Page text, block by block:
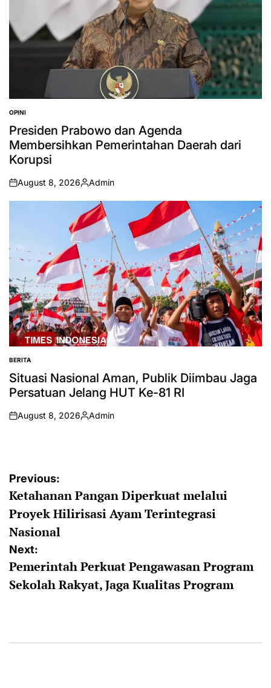
POSTED
IN
OPINI
Presiden Prabowo dan Agenda
Membersihkan Pemerintahan Daerah dari
Korupsi
on
August 8, 2026
Posted
by
Admin
POSTED
IN
BERITA
Situasi Nasional Aman, Publik Diimbau Jaga
Persatuan Jelang HUT Ke-81 RI
on
August 8, 2026
Posted
Admin
Post
navigation
Previous:
Ketahanan Pangan Diperkuat melalui
Proyek Hilirisasi Ayam Terintegrasi
Nasional
Next:
Pemerintah Perkuat Pengawasan Program
Sekolah Rakyat, Jaga Kualitas Program